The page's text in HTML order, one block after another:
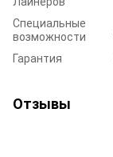
Специальные
возможности
Гарантия
Отзывы